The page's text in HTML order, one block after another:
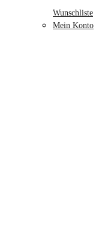
Wunschliste
Mein Konto